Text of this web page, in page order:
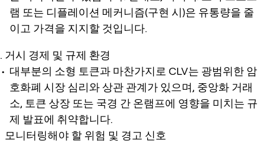
램 또는 디플레이션 메커니즘(구현 시)은 유통량을 줄
이고 가격을 지지할 것입니다.
거시 경제 및 규제 환경
대부분의 소형 토큰과 마찬가지로 CLV는 광범위한 암
호화폐 시장 심리와 상관 관계가 있으며, 중앙화 거래
소, 토큰 상장 또는 국경 간 온램프에 영향을 미치는 규
제 발표에 취약합니다.
모니터링해야 할 위험 및 경고 신호